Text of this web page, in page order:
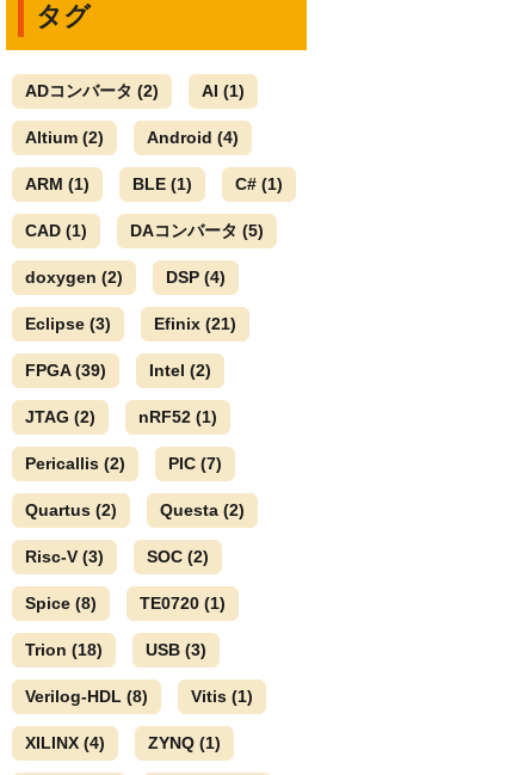
タグ
ADコンバータ (2) AI (1)
Altium(2) Android (4)
ARM (1) BLE(1) C#(1)
CAD(1) DAコンバータ (5)
doxygen (2) DSP(4)
Eclipse(3) Efinix(21)
FPGA(39) Intel (2)
JTAG (2) nRF52(1)
Pericallis(2) PIC(7)
Quartus(2) Questa(2)
Risc-V(3) SOC(2)
Spice(8) TE0720(1)
Trion (18) USB(3)
Verilog-HDL(8) Vitis(1)
XILINX(4) ZYNQ(1)